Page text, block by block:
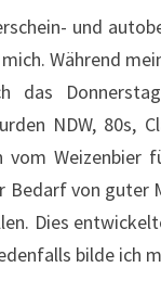
und
Während
das
NDW, 80s,
Weizenbier
von guter
Dies
bilde ich